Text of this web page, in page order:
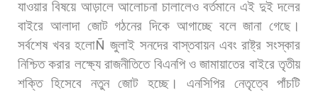
যাওয়ার বিষয়ে আড়ালে আলোচনা চালালেও বর্তমানে এই দুই দলের
বাইরে আলাদা জোট গঠনের দিকে আগাচ্ছে বলে জানা গেছে।
সর্বশেষ খবর হলোÑ জুলাই সনদের বাস্তবায়ন এবং রাষ্ট্র সংস্কার
নিশ্চিত করার লক্ষ্যে রাজনীতিতে বিএনপি ও জামায়াতের বাইরে তৃতীয়
শক্তি হিসেবে নতুন জোট হচ্ছে। এনসিপির নেতৃত্বে পাঁচটি